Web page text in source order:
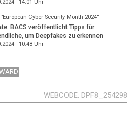
- 14:01 Uhr
Cyber Security Month 2024"
BACS veröffentlicht Tipps für
um Deepfakes zu erkennen
- 10:48Uhr
WEBCODE DPF8_254298